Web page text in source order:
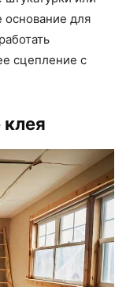
основание для
сцепление с